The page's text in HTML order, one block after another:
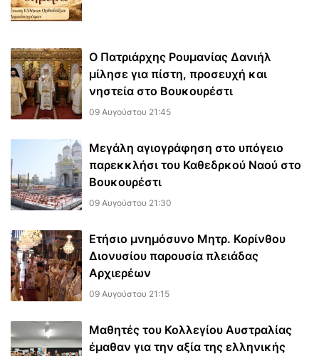
Ο Πατριάρχης Ρουμανίας Δανιήλ
μίλησε για πίστη, προσευχή και
νηστεία στο Βουκουρέστι
09 Αυγούστου 21:45
Μεγάλη αγιογράφηση στο υπόγειο
παρεκκλήσι του Καθεδρκού Ναού στο
Βουκουρέστι
09 Αυγούστου 21:30
Ετήσιο μνημόσυνο Μητρ. Κορίνθου
Διονυσίου παρουσία πλειάδας
Αρχιερέων
09 Αυγούστου 21:15
Μαθητές του Κολλεγίου Αυστραλίας
έμαθαν για την αξία της ελληνικής